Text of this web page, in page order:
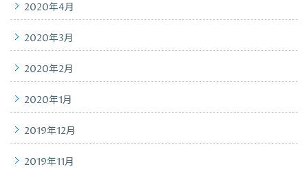
2020年4月
2020年3月
2020年2月
2020年1月
2019年12月
2019年11月